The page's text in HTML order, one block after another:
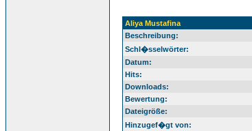
Aliya Mustafina
Beschreibung:
Schl�sselwörter:
Datum:
Hits:
Downloads:
Bewertung:
Dateigröße:
Hinzugef�gt von: